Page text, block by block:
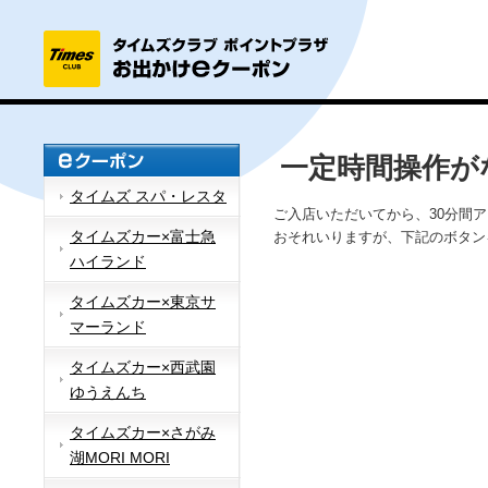
タイムズ スパ・レスタ
タイムズカー×富士急
ハイランド
タイムズカー×東京サ
マーランド
タイムズカー×西武園
ゆうえんち
タイムズカー×さがみ
湖MORI MORI
一定時間操作
ご入店いただいてから、30分間
おそれいりますが、下記のボタ